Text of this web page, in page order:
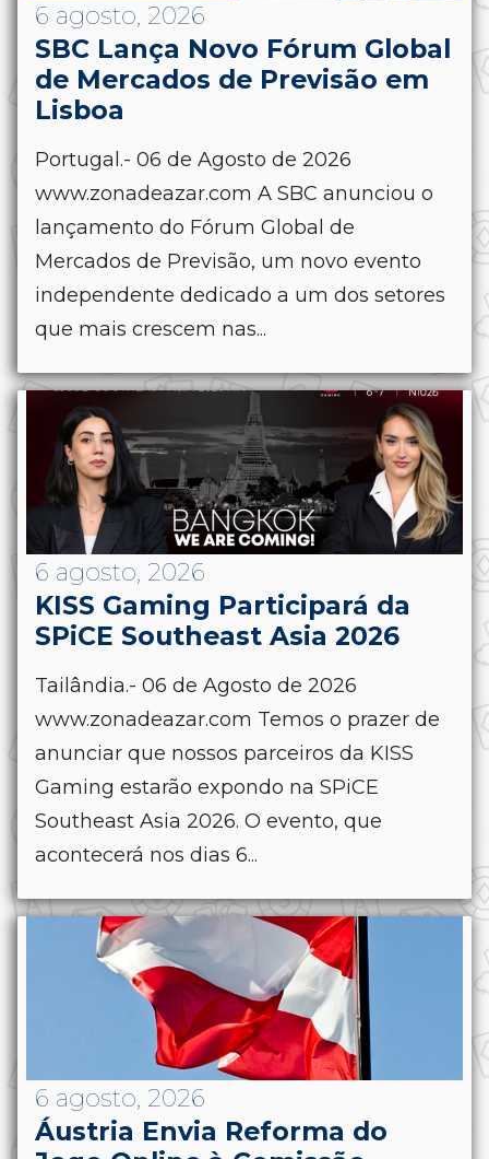
6 agosto, 2026
SBC Lança Novo Fórum Global
de Mercados de Previsão em
Lisboa
Portugal.- 06 de Agosto de 2026
www.zonadeazar.com A SBC anunciou o
lançamento do Fórum Global de
Mercados de Previsão, um novo evento
independente dedicado a um dos setores
que mais crescem nas...
6 agosto, 2026
KISS Gaming Participará da
SPiCE Southeast Asia 2026
Tailândia.- 06 de Agosto de 2026
www.zonadeazar.com Temos o prazer de
anunciar que nossos parceiros da KISS
Gaming estarão expondo na SPiCE
Southeast Asia 2026. O evento, que
acontecerá nos dias 6...
6 agosto, 2026
Áustria Envia Reforma do